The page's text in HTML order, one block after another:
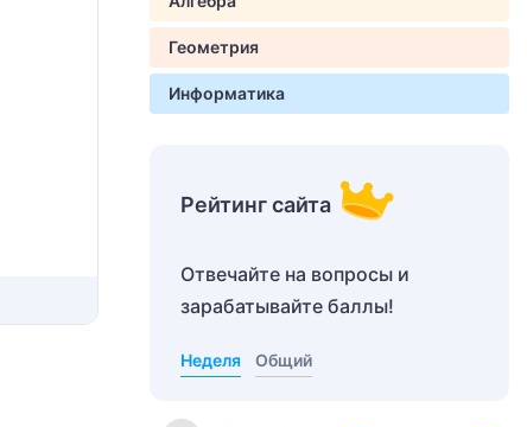
Геометрия
Информатика
Рейтинг сайта
Отвечайте на вопросы и
зарабатывайте баллы!
Неделя Общий